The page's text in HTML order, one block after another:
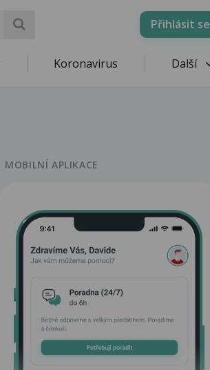
Přihlásit se
Koronavirus Další
MOBILNÍ APLIKACE